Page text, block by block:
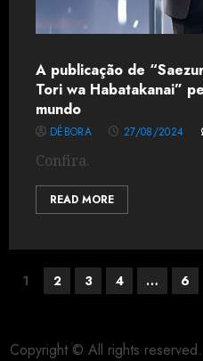
A publicação de
Tori wa Habatakanai”
mundo
DÉBORA 27/08/2024
Confira.
READ MORE
1 2 3 4 … 6
Copyright © All rights reserved.